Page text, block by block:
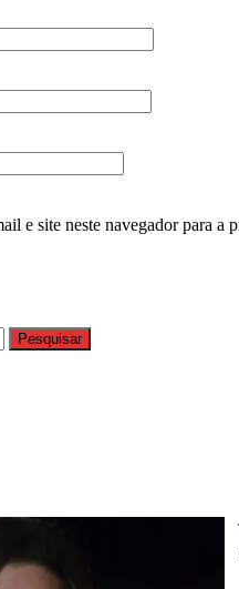
e site neste navegador para a